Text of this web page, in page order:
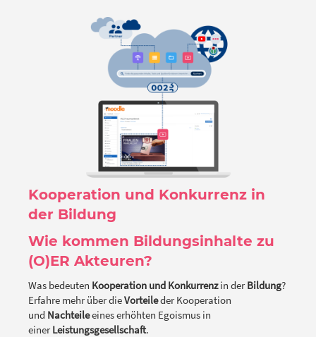
Kooperation und Konkurrenz in
der Bildung
Wie kommen Bildungsinhalte zu
(O)ER Akteuren?
Was bedeuten Kooperation und Konkurrenzin derBildung?
Erfahre mehr über dieVorteileder Kooperation
und Nachteileeines erhöhten Egoismus in
einerLeistungsgesellschaft.